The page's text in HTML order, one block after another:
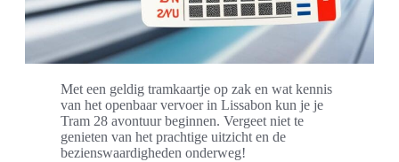
Met een geldig tramkaartje op zak en wat kennis
van het openbaar vervoer in Lissabon kun je je
Tram 28 avontuur beginnen. Vergeet niet te
genieten van het prachtige uitzicht en de
bezienswaardigheden onderweg!